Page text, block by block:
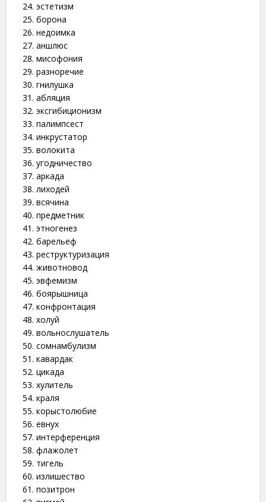
эстетизм
борона
недоимка
аншлюс
мисофония
разноречие
гнилушка
абляция
эксгибиционизм
палимпсест
инкрустатор
волокита
угодничество
аркада
лиходей
всячина
предметник
этногенез
барельеф
реструктуризация
животновод
эвфемизм
боярышница
конфронтация
холуй
вольнослушатель
сомнамбулизм
кавардак
цикада
хулитель
краля
корыстолюбие
евнух
интерференция
флажолет
тигель
излишество
позитрон